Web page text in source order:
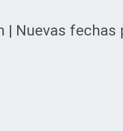
| Nuevas fechas